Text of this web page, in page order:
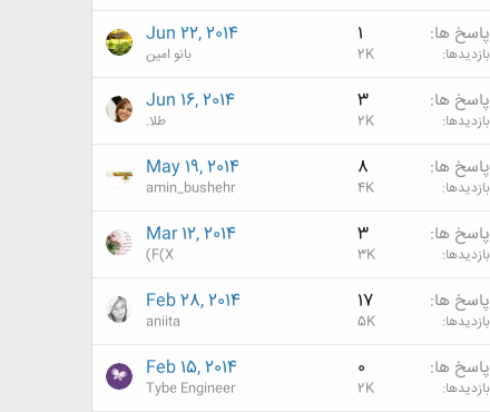
پاسخ ها 1
بازدیدها 2K
Jun 22, 2014
بانو امین
پاسخ ها 3
بازدیدها 2K
Jun 16, 2014
طلا.
پاسخ ها 8
بازدیدها 4K
May 19, 2014
amin_bushehr
پاسخ ها 3
بازدیدها 3K
Mar 12, 2014
(F(X
پاسخ ها 17
بازدیدها 5K
Feb 28, 2014
aniita
پاسخ ها 0
بازدیدها 2K
Feb 15, 2014
Tybe Engineer